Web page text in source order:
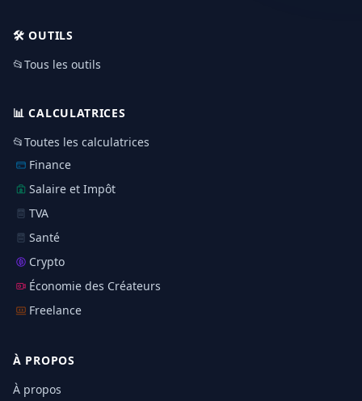
🛠️OUTILS
📂Tous les outils
📊CALCULATRICES
📂Toutes les calculatrices
Finance
Salaire et Impôt
TVA
Santé
Crypto
Économie des Créateurs
Freelance
À PROPOS
À propos